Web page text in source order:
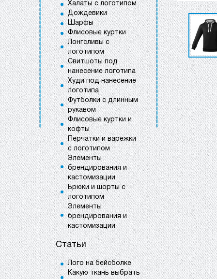
Халаты с логотипом
Дождевики
Шарфы
Флисовые куртки
Лонгсливы с
логотипом
Свитшоты под
нанесение логотипа
Худи под нанесение
логотипа
Футболки с длинным
рукавом
Флисовые куртки и
кофты
Перчатки и варежки
с логотипом
Элементы
брендирования и
кастомизации
Брюки и шорты с
логотипом
Элементы
брендирования и
кастомизации
Статьи
Лого на бейсболке
Какую ткань выбрать